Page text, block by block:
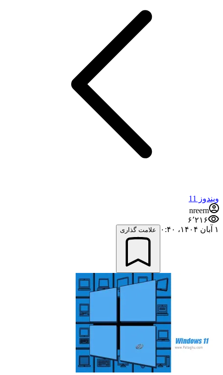
ویندوز 11
nreern
۶٬۲۱۶
۱ آبان ۱۴۰۴،‏ ۰:۴۰
علامت گذاری